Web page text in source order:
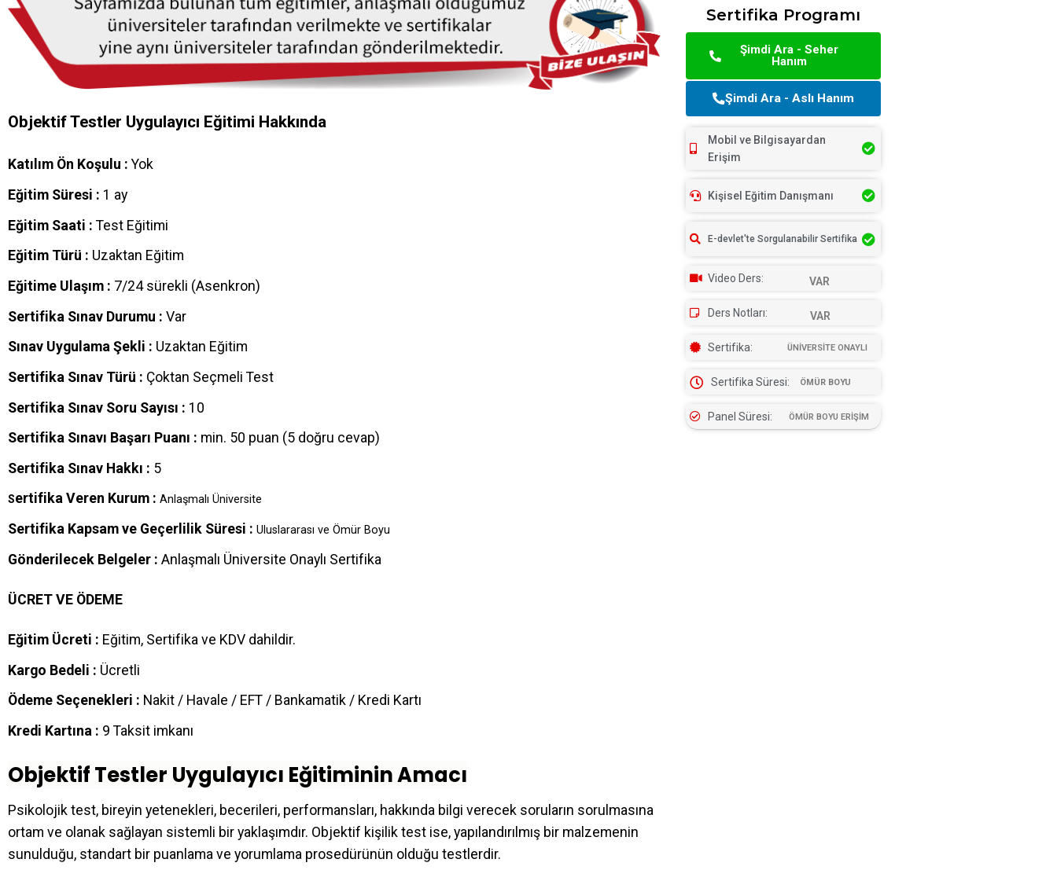
Objektif Testler Uygulayıcı Eğitimi Hakkında
Katılım Ön Koşulu : Yok
Eğitim Süresi : 1 ay
Eğitim Saati : Test Eğitimi
Eğitim Türü : Uzaktan Eğitim
Eğitime Ulaşım : 7/24 sürekli (Asenkron)
Sertifika Sınav Durumu : Var
Sınav Uygulama Şekli : Uzaktan Eğitim
Sertifika Sınav Türü : Çoktan Seçmeli Test
Sertifika Sınav Soru Sayısı : 10
Sertifika Sınavı Başarı Puanı : min. 50 puan (5 doğru cevap)
Sertifika Sınav Hakkı : 5
Sertifika Veren Kurum : Anlaşmalı Üniversite
Sertifika Kapsam ve Geçerlilik Süresi : Uluslararası ve Ömür Boyu
Gönderilecek Belgeler : Anlaşmalı Üniversite Onaylı Sertifika
ÜCRET VE ÖDEME
Eğitim Ücreti : Eğitim, Sertifika ve KDV dahildir.
Kargo Bedeli : Ücretli
Ödeme Seçenekleri : Nakit / Havale / EFT / Bankamatik / Kredi Kartı
Kredi Kartına : 9 Taksit imkanı
Objektif Testler Uygulayıcı Eğitiminin Amacı
Psikolojik test, bireyin yetenekleri, becerileri, performansları, hakkında bilgi verecek soruların sorulmasına
ortam ve olanak sağlayan sistemli bir yaklaşımdır. Objektif kişilik test ise, yapılandırılmış bir malzemenin
sunulduğu, standart bir puanlama ve yorumlama prosedürünün olduğu testlerdir.
Sertifika Programı
Şimdi Ara - Seher
Hanım
Şimdi Ara - Aslı Hanım
Mobil ve Bilgisayardan
Erişim
Kişisel Eğitim Danışmanı
E-devlet'te Sorgulanabilir Sertifika
Video Ders: VAR
Ders Notları: VAR
Sertifika: ÜNİVERSİTE ONAYLI
Sertifika Süresi: ÖMÜR BOYU
Panel Süresi: ÖMÜR BOYU ERİŞİM